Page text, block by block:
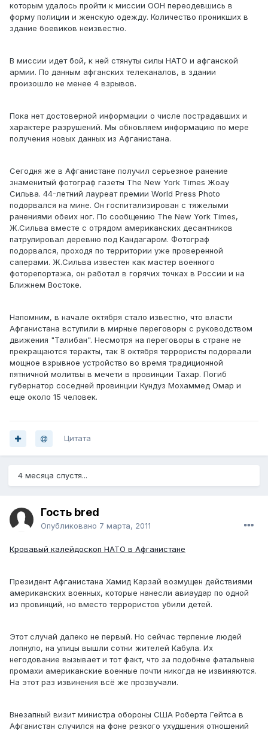
которым удалось пройти к миссии ООН переодевшись в
форму полиции и женскую одежду. Количество проникших в
здание боевиков неизвестно.
В миссии идет бой, к ней стянуты силы НАТО и афганской
армии. По данным афганских телеканалов, в здании
произошло не менее 4 взрывов.
Пока нет достоверной информации о числе пострадавших и
характере разрушений. Мы обновляем информацию по мере
получения новых данных из Афганистана.
Сегодня же в Афганистане получил серьезное ранение
знаменитый фотограф газеты The New York Times Жоау
Сильва. 44-летний лауреат премии World Press Photo
подорвался на мине. Он госпитализирован с тяжелыми
ранениями обеих ног. По сообщению The New York Times,
Ж.Сильва вместе с отрядом американских десантников
патрулировал деревню под Кандагаром. Фотограф
подорвался, проходя по территории уже проверенной
саперами. Ж.Сильва известен как мастер военного
фоторепортажа, он работал в горячих точках в России и на
Ближнем Востоке.
Напомним, в начале октября стало известно, что власти
Афганистана вступили в мирные переговоры с руководством
движения "Талибан". Несмотря на переговоры в стране не
прекращаются теракты, так 8 октября террористы подорвали
мощное взрывное устройство во время традиционной
пятничной молитвы в мечети в провинции Тахар. Погиб
губернатор соседней провинции Кундуз Мохаммед Омар и
еще около 15 человек.
Цитата
4 месяца спустя...
Гость bred
Опубликовано 7 марта, 2011
Кровавый калейдоскоп НАТО в Афганистане
Президент Афганистана Хамид Карзай возмущен действиями
американских военных, которые нанесли авиаудар по одной
из провинций, но вместо террористов убили детей.
Этот случай далеко не первый. Но сейчас терпение людей
лопнуло, на улицы вышли сотни жителей Кабула. Их
негодование вызывает и тот факт, что за подобные фатальные
промахи американские военные почти никогда не извиняются.
На этот раз извинения всё же прозвучали.
Внезапный визит министра обороны США Роберта Гейтса в
Афганистан случился на фоне резкого ухудшения отношений